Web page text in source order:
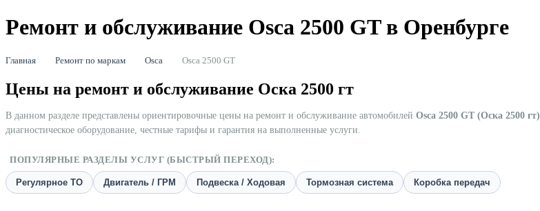
Ремонт и обслуживание Osca 2500 GT в Оренбурге
Главная Ремонт по маркам Osca Osca 2500 GT
Цены на ремонт и обслуживание Оска 2500 гт
В данном разделе представлены ориентировочные цены на ремонт и обслуживание автомобилей Osca 2500 GT (Оска 2500 гт)
диагностическое оборудование, честные тарифы и гарантия на выполненные услуги.
ПОПУЛЯРНЫЕ РАЗДЕЛЫ УСЛУГ (БЫСТРЫЙ ПЕРЕХОД):
Регулярное ТО Двигатель / ГРМ Подвеска / Ходовая Тормозная система Коробка передач